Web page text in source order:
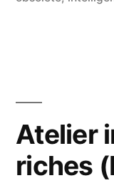
Atelier
riches